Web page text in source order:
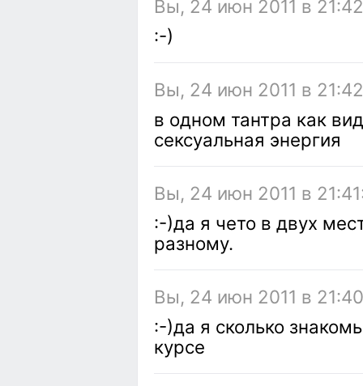
Вы, 24 июн 2011 в
:-)
Вы, 24 июн 2011 в
в одном тантра как
сексуальная энергия
Вы, 24 июн 2011 в
:-)да я чето в двух
разному.
Вы, 24 июн 2011 в
:-)да я сколько
курсе